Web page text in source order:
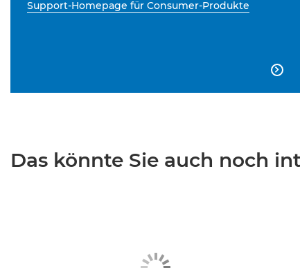
Support-Homepage für Consumer-Produkte

Das könnte Sie auch noch